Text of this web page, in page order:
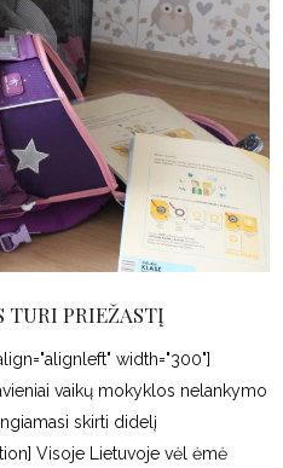
TURI PRIEŽASTĮ
width="300"]
vaikų mokyklos nelankymo
skirti didelį
Visoje Lietuvoje vėl ėmė